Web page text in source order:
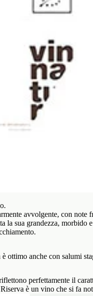
avvolgente, con note
la sua grandezza,
ottimo anche con salumi
perfettamente il
è un vino che si fa